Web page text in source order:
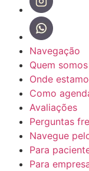
Navegação
Quem somos
Onde
Como
Avaliações
Perguntas
Navegue
Para
Para